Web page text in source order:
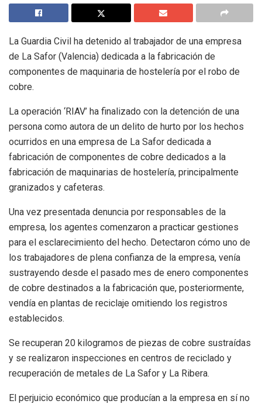
La Guardia Civil ha detenido al trabajador de una empresa
de La Safor (Valencia) dedicada a la fabricación de
componentes de maquinaria de hostelería por el robo de
cobre.
La operación ‘RIAV’ ha finalizado con la detención de una
persona como autora de un delito de hurto por los hechos
ocurridos en una empresa de La Safor dedicada a
fabricación de componentes de cobre dedicados a la
fabricación de maquinarias de hostelería, principalmente
granizados y cafeteras.
Una vez presentada denuncia por responsables de la
empresa, los agentes comenzaron a practicar gestiones
para el esclarecimiento del hecho. Detectaron cómo uno de
los trabajadores de plena confianza de la empresa, venía
sustrayendo desde el pasado mes de enero componentes
de cobre destinados a la fabricación que, posteriormente,
vendía en plantas de reciclaje omitiendo los registros
establecidos.
Se recuperan 20 kilogramos de piezas de cobre sustraídas
y se realizaron inspecciones en centros de reciclado y
recuperación de metales de La Safor y La Ribera.
El perjuicio económico que producían a la empresa en sí no